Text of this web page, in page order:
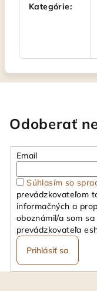
Kategórie:
Odoberať
Email
Súhlasím so
prevádzkovateľom
informačných a
oboznámil/a som sa
prevádzkovateľa
Prihlásiť sa